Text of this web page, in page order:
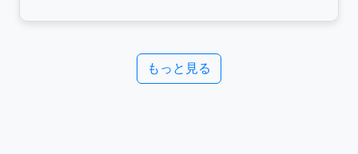
もっと見る